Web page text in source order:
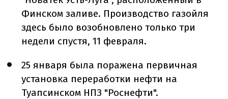
Финском заливе. Производство газойля
здесь было возобновлено только три
недели спустя, 11 февраля.
25 января была поражена первичная
установка переработки нефти на
Туапсинском НПЗ "Роснефти".